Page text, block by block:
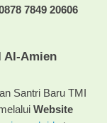
7849 20606
Al-Amien
Santri Baru TMI
Website